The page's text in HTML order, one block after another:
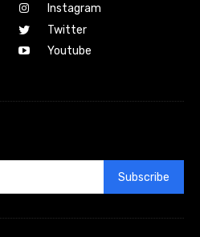
Instagram
Twitter
Youtube
Subscribe